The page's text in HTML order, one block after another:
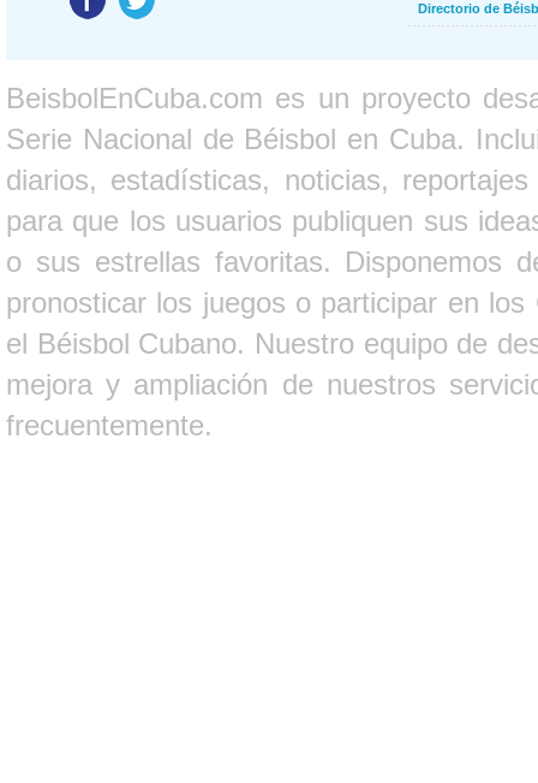
Directorio de
BeisbolEnCuba.com es un proyecto
Serie Nacional de Béisbol en Cuba.
diarios, estadísticas, noticias,
para que los usuarios publiquen sus
o sus estrellas favoritas. Disponemos
pronosticar los juegos o participar en
el Béisbol Cubano. Nuestro equipo de
mejora y ampliación de nuestros
frecuentemente.